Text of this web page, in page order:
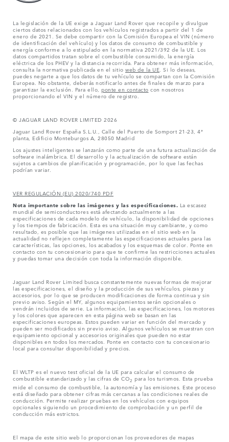
La legislación de la UE exige a Jaguar Land Rover que recopile y divulgue
ciertos datos relacionados con los vehículos registrados a partir del 1 de
enero de 2021. Se debe compartir con la Comisión Europea el VIN (número
de identificación del vehículo) y los datos de consumo de combustible y
energía conforme a lo estipulado en la normativa 2021/392 de la UE. Los
datos compartidos tratan sobre el combustible consumido, la energía
eléctrica de los PHEV y la distancia recorrida. Para obtener más información,
consulta la normativa publicada en el sitio web de la UE . Si lo deseas,
puedes negarte a que los datos de tu vehículo se compartan con la Comisión
Europea. No obstante, deberás notificarlo antes de finales de marzo para
garantizar la exclusión. Para ello, ponte en contacto con nosotros
proporcionando el VIN y el número de registro.
© JAGUAR LAND ROVER LIMITED 2026
Jaguar Land Rover España S.L.U., Calle del Puerto de Somport 21-23, 4ª
planta, Edificio Monteburgos A, 28050 Madrid
Los ajustes inteligentes se lanzarán como parte de una futura actualización de
software inalámbrica. El desarrollo y la actualización de software están
sujetos a cambios de planificación y programación, por lo que las fechas
podrían variar.
VER REGULACIÓN (EU) 2020/740 PDF
Nota importante sobre las imágenes y las especificaciones. La escasez
mundial de semiconductores está afectando actualmente a las
especificaciones de cada modelo de vehículo, la disponibilidad de opciones
y los tiempos de fabricación. Esta es una situación muy cambiante, y como
resultado, es posible que las imágenes utilizadas en el sitio web en la
actualidad no reflejen completamente las especificaciones actuales para las
características, las opciones, los acabados y los esquemas de color. Ponte en
contacto con tu concesionario para que te confirme las restricciones actuales
y puedas tomar una decisión con toda la información disponible.
Jaguar Land Rover Limited busca constantemente nuevas formas de mejorar
las especificaciones, el diseño y la producción de sus vehículos, piezas y
accesorios, por lo que se producen modificaciones de forma continua y sin
previo aviso. Según el MY, algunos equipamientos serán opcionales o
vendrán incluidos de serie. La información, las especificaciones, los motores
y los colores que aparecen en esta página web se basan en las
especificaciones europeas. Estos pueden variar en función del mercado y
pueden ser modificados sin previo aviso. Algunos vehículos se muestran con
equipamiento opcional y accesorios originales que pueden no estar
disponibles en todos los mercados. Ponte en contacto con tu concesionario
local para consultar disponibilidad y precios.
El WLTP es el nuevo test oficial de la UE para calcular el consumo de
combustible estandarizado y las cifras de CO2 para los turismos. Esta prueba
mide el consumo de combustible, la autonomía y las emisiones. Este proceso
está diseñado para obtener cifras más cercanas a las condiciones reales de
conducción. Permite realizar pruebas en los vehículos con equipos
opcionales siguiendo un procedimiento de comprobación y un perfil de
conducción más estrictos.
El mapa de este sitio web lo proporcionan los proveedores de mapas